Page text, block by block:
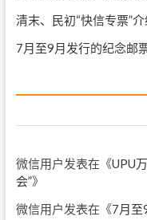
清末、民初“快信专票”
7月至9月发行的纪念邮
微信用户发表在《UPU
会”》
微信用户发表在《7月至